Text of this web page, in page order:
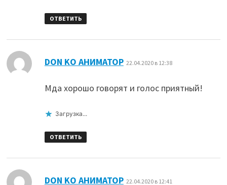
ОТВЕТИТЬ
DON KO АНИМАТОР: 22.04.2020 в 12:38
Мда хорошо говорят и голос приятный!
Загрузка...
ОТВЕТИТЬ
DON KO АНИМАТОР: 22.04.2020 в 12:41